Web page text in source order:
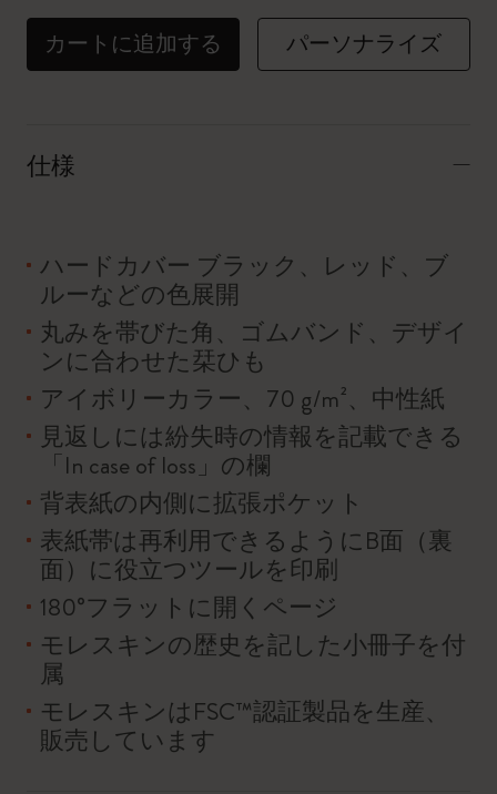
カートに追加する パーソナライズ
仕様
ハードカバー ブラック、レッド、ブ
ルーなどの色展開
丸みを帯びた角、ゴムバンド、デザイ
ンに合わせた栞ひも
アイボリーカラー、70 g/m²、中性紙
見返しには紛失時の情報を記載できる
「In case of loss」の欄
背表紙の内側に拡張ポケット
表紙帯は再利用できるようにB面（裏
面）に役立つツールを印刷
180°フラットに開くページ
モレスキンの歴史を記した小冊子を付
属
モレスキンはFSC™認証製品を生産、
販売しています